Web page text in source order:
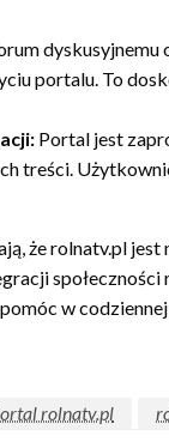
dyskusyjnemu
portalu. To
Portal jest
treści.
że rolnatv.pl
w
rolnatv.pl